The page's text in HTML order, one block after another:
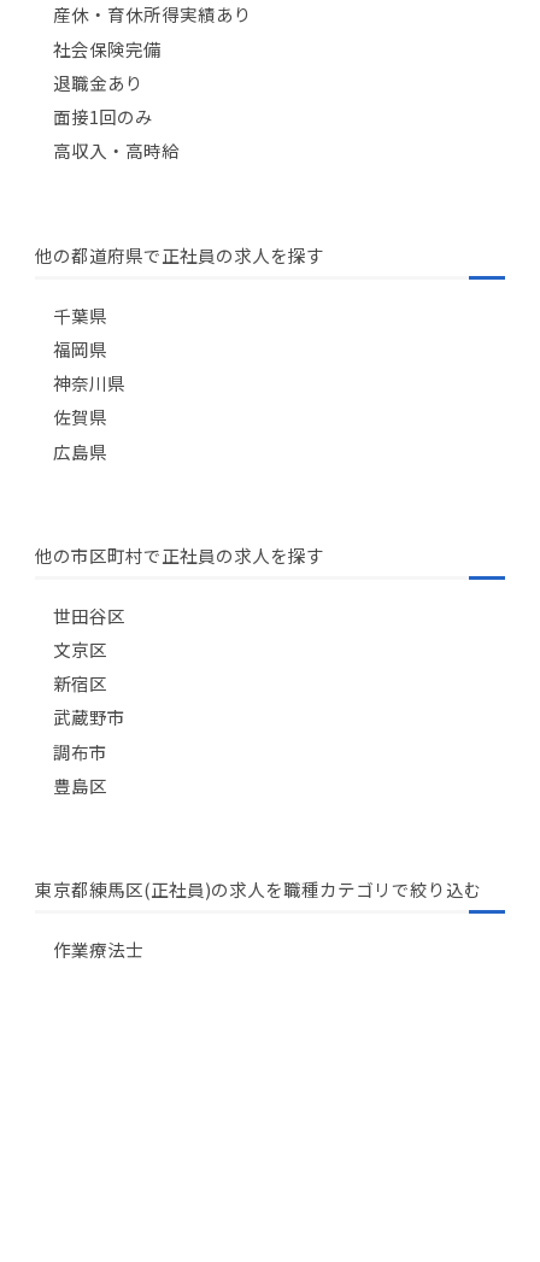
産休・育休所得実績あり
社会保険完備
退職金あり
面接1回のみ
高収入・高時給
他の都道府県で正社員の求人を探す
千葉県
福岡県
神奈川県
佐賀県
広島県
他の市区町村で正社員の求人を探す
世田谷区
文京区
新宿区
武蔵野市
調布市
豊島区
東京都練馬区(正社員)の求人を職種カテゴリで絞り込む
作業療法士